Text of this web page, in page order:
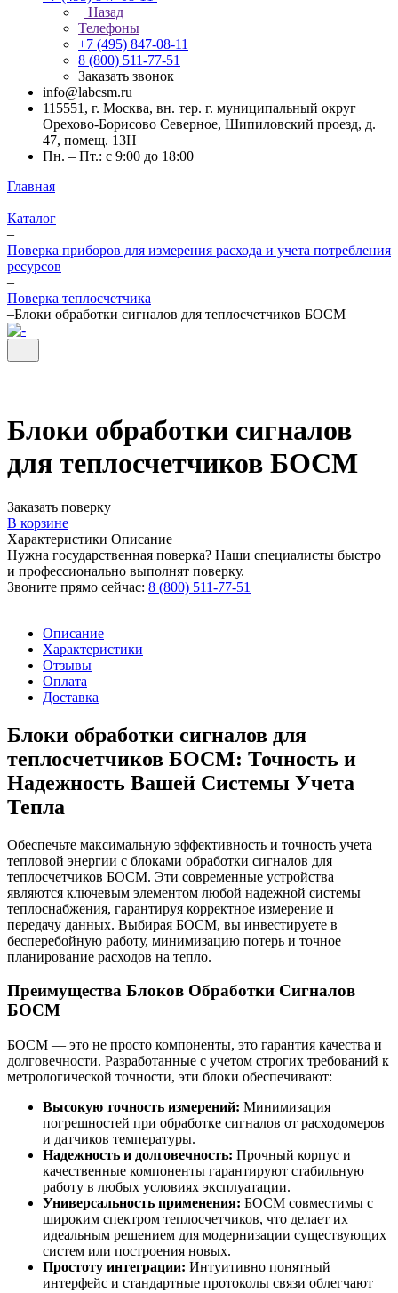
Назад
Телефоны
+7 (495) 847-08-11
8 (800) 511-77-51
Заказать звонок
info@labcsm.ru
115551, г. Москва, вн. тер. г. муниципальный округ
Орехово-Борисово Северное, Шипиловский проезд, д.
47, помещ. 13Н
Пн. – Пт.: с 9:00 до 18:00
Главная
–
Каталог
–
Поверка приборов для измерения расхода и учета потребления
ресурсов
–
Поверка теплосчетчика
–Блоки обработки сигналов для теплосчетчиков БОСМ
Блоки обработки сигналов
для теплосчетчиков БОСМ
Заказать поверку
В корзине
Характеристики Описание
Нужна государственная поверка? Наши специалисты быстро
и профессионально выполнят поверку.
Звоните прямо сейчас: 8 (800) 511-77-51
Описание
Характеристики
Отзывы
Оплата
Доставка
Блоки обработки сигналов для
теплосчетчиков БОСМ: Точность и
Надежность Вашей Системы Учета
Тепла
Обеспечьте максимальную эффективность и точность учета
тепловой энергии с блоками обработки сигналов для
теплосчетчиков БОСМ. Эти современные устройства
являются ключевым элементом любой надежной системы
теплоснабжения, гарантируя корректное измерение и
передачу данных. Выбирая БОСМ, вы инвестируете в
бесперебойную работу, минимизацию потерь и точное
планирование расходов на тепло.
Преимущества Блоков Обработки Сигналов
БОСМ
БОСМ — это не просто компоненты, это гарантия качества и
долговечности. Разработанные с учетом строгих требований к
метрологической точности, эти блоки обеспечивают:
Высокую точность измерений: Минимизация
погрешностей при обработке сигналов от расходомеров
и датчиков температуры.
Надежность и долговечность: Прочный корпус и
качественные компоненты гарантируют стабильную
работу в любых условиях эксплуатации.
Универсальность применения: БОСМ совместимы с
широким спектром теплосчетчиков, что делает их
идеальным решением для модернизации существующих
систем или построения новых.
Простоту интеграции: Интуитивно понятный
интерфейс и стандартные протоколы связи облегчают